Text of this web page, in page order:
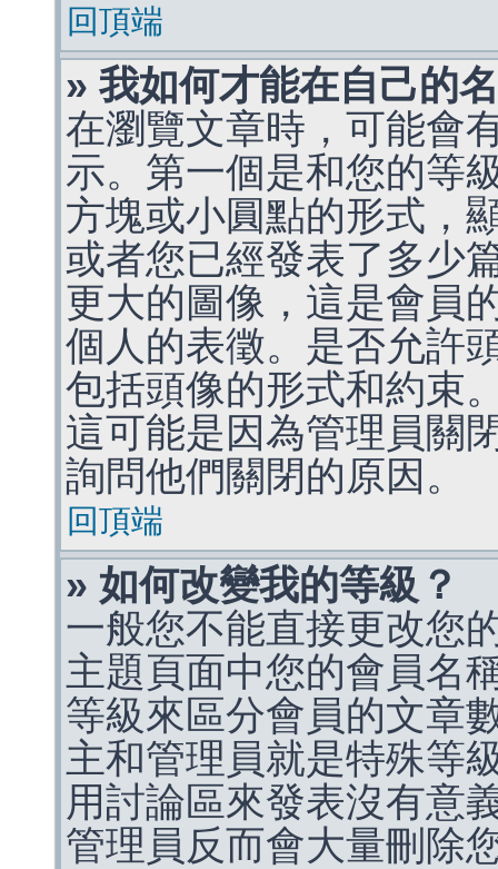
回頂端
» 我如何才能在自己的
在瀏覽文章時，可能會
示。第一個是和您的等
方塊或小圓點的形式，
或者您已經發表了多少
更大的圖像，這是會員
個人的表徵。是否允許
包括頭像的形式和約束
這可能是因為管理員關
詢問他們關閉的原因。
回頂端
» 如何改變我的等級？
一般您不能直接更改您
主題頁面中您的會員名
等級來區分會員的文章
主和管理員就是特殊等
用討論區來發表沒有意
管理員反而會大量刪除